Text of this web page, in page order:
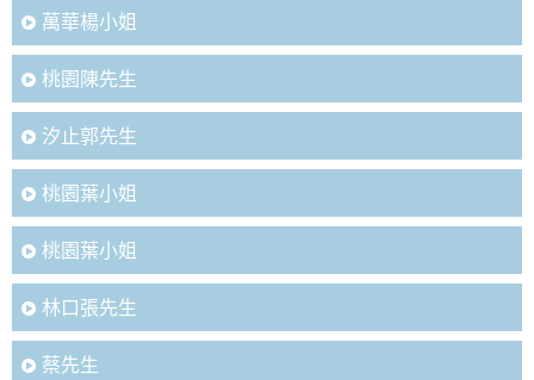
萬華楊小姐
桃園陳先生
汐止郭先生
桃園葉小姐
桃園葉小姐
林口張先生
蔡先生